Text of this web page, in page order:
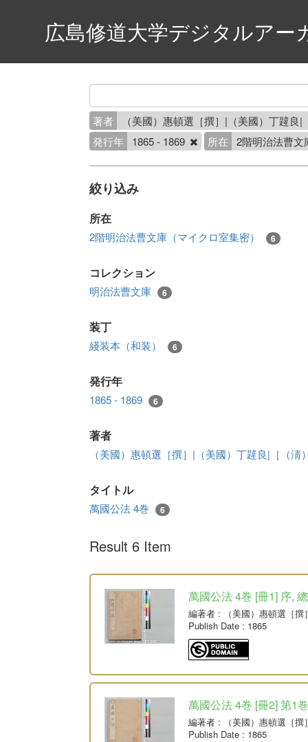
広島修道大学デジタルアー
著者
（美國）惠頓選［撰］|（美國）丁韙
発行年
1865 - 1869 所在 2階明治法曹
絞り込み
所在
2階明治法曹文庫（マイクロ室集密） 6
コレクション
明治法曹文庫 6
装丁
綫装本（和装） 6
発行年
1865 - 1869 6
著者
（美國）惠頓選［撰］|（美國）丁韙良|［（
タイトル
萬國公法 4巻 6
Result 6 Item
萬國公法 4巻 [冊1] 序,
編著者 : （美國）惠頓選［撰
Publish Date : 1865
萬國公法 4巻 [冊2] 第1
編著者 : （美國）惠頓選［撰
Publish Date : 1865